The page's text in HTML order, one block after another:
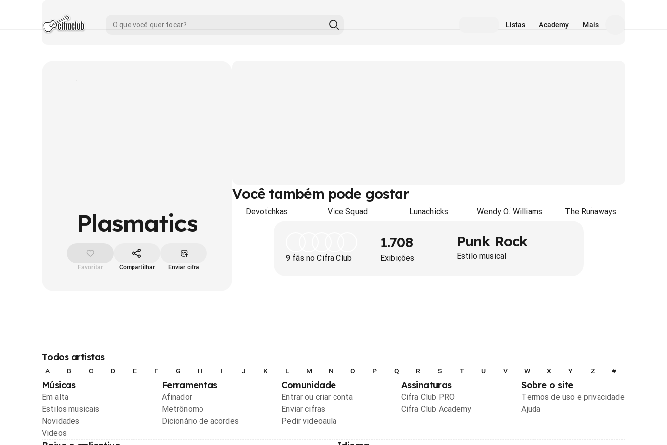
Listas Academy Mais
Plasmatics
Favoritar Compartilhar Enviar cifra
Você também pode gostar
Devotchkas Vice Squad Lunachicks Wendy O. Williams The Runaways
9 fãs no Cifra Club
1.708
Exibições
Punk Rock
Estilo musical
Todos artistas
A B C D E F G H I J K L M N O P Q R S T U V W X Y Z #
Músicas
Em alta
Estilos musicais
Novidades
Videos
Ferramentas
Afinador
Metrônomo
Dicionário de acordes
Comunidade
Entrar ou criar conta
Enviar cifras
Pedir videoaula
Assinaturas
Cifra Club PRO
Cifra Club Academy
Sobre o site
Termos de uso e privacidade
Ajuda